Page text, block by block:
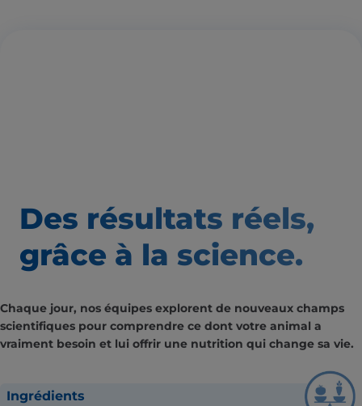
Des résultats réels,
grâce à la science.
Chaque jour, nos équipes explorent de nouveaux champs
scientifiques pour comprendre ce dont votre animal a
vraiment besoin et lui offrir une nutrition qui change sa vie.
Ingrédients